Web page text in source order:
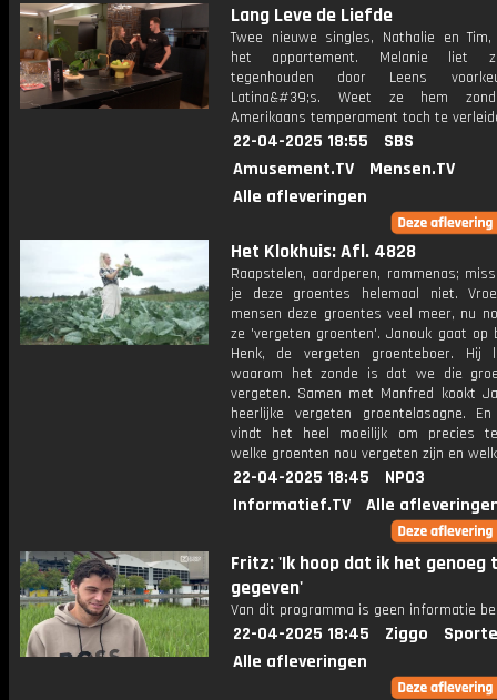
Lang Leve de Liefde
Twee nieuwe singles, Nathalie en
het appartement. Melanie liet
tegenhouden door Leens
Latina&#39;s. Weet ze hem
Amerikaans temperament toch te
22-04-2025 18:55
SBS
Amusement.TV
Mensen.TV
Alle afleveringen
Het Klokhuis: Afl. 4828
Raapstelen, aardperen, rammenas;
je deze groentes helemaal niet.
mensen deze groentes veel meer, nu
ze 'vergeten groenten'. Janouk gaat op
Henk, de vergeten groenteboer. Hij
waarom het zonde is dat we die
vergeten. Samen met Manfred kookt
heerlijke vergeten groentelasagne.
vindt het heel moeilijk om precies
welke groenten nou vergeten zijn en
22-04-2025 18:45
NPO3
Informatief.TV
Alle
Fritz: 'Ik hoop dat ik het genoeg
gegeven'
Van dit programma is geen informatie
22-04-2025 18:45 Ziggo
Alle afleveringen